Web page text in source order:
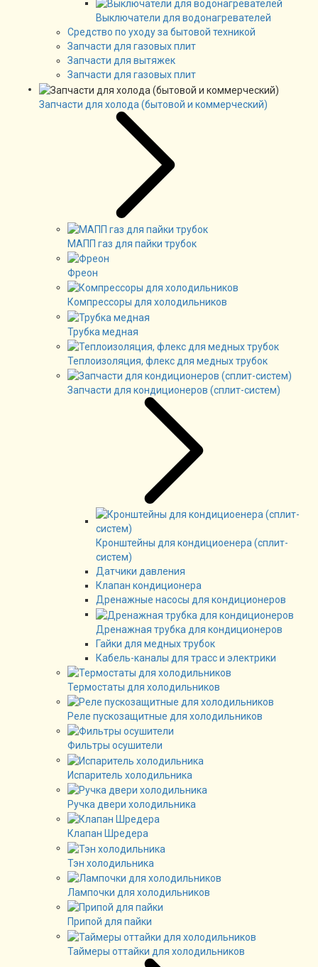
Выключатели для водонагревателей
Средство по уходу за бытовой техникой
Запчасти для газовых плит
Запчасти для вытяжек
Запчасти для газовых плит
Запчасти для холода (бытовой и коммерческий)
МАПП газ для пайки трубок
Фреон
Компрессоры для холодильников
Трубка медная
Теплоизоляция, флекс для медных трубок
Запчасти для кондиционеров (сплит-систем)
Кронштейны для кондициоенера (сплит-
систем)
Датчики давления
Клапан кондиционера
Дренажные насосы для кондиционеров
Дренажная трубка для кондиционеров
Гайки для медных трубок
Кабель-каналы для трасс и электрики
Термостаты для холодильников
Реле пускозащитные для холодильников
Фильтры осушители
Испаритель холодильника
Ручка двери холодильника
Клапан Шредера
Тэн холодильника
Лампочки для холодильников
Припой для пайки
Таймеры оттайки для холодильников